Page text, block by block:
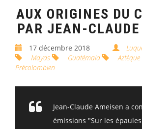
AUX ORIGINES DU
PAR JEAN-
17 décembre 2018
Mayas
Guatémala
Aztèque
Précolombien
Jean-Claude Ameisen a
émissions "Sur les